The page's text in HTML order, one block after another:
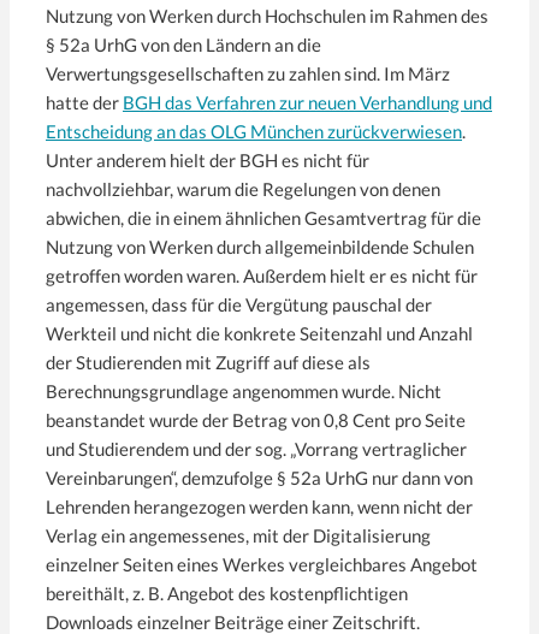
Nutzung von Werken durch Hochschulen im Rahmen des
§ 52a UrhG von den Ländern an die
Verwertungsgesellschaften zu zahlen sind. Im März
hatte der BGH das Verfahren zur neuen Verhandlung und
Entscheidung an das OLG München zurückverwiesen.
Unter anderem hielt der BGH es nicht für
nachvollziehbar, warum die Regelungen von denen
abwichen, die in einem ähnlichen Gesamtvertrag für die
Nutzung von Werken durch allgemeinbildende Schulen
getroffen worden waren. Außerdem hielt er es nicht für
angemessen, dass für die Vergütung pauschal der
Werkteil und nicht die konkrete Seitenzahl und Anzahl
der Studierenden mit Zugriff auf diese als
Berechnungsgrundlage angenommen wurde. Nicht
beanstandet wurde der Betrag von 0,8 Cent pro Seite
und Studierendem und der sog. „Vorrang vertraglicher
Vereinbarungen“, demzufolge § 52a UrhG nur dann von
Lehrenden herangezogen werden kann, wenn nicht der
Verlag ein angemessenes, mit der Digitalisierung
einzelner Seiten eines Werkes vergleichbares Angebot
bereithält, z. B. Angebot des kostenpflichtigen
Downloads einzelner Beiträge einer Zeitschrift.